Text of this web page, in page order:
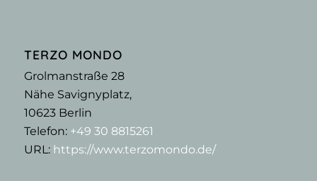
TERZO MONDO
Grolmanstraße 28
Nähe Savignyplatz,
10623Berlin
Telefon: +49 30 8815261
URL: https://www.terzomondo.de/